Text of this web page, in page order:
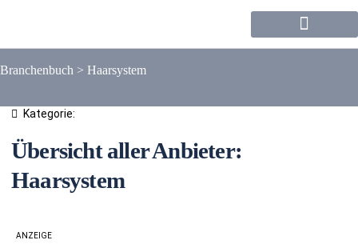
Branchenbuch > Haarsystem
Kategorie:
Übersicht aller Anbieter:
Haarsystem
ANZEIGE